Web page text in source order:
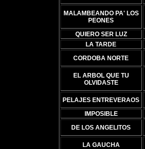
MALAMBEANDO PA' LOS
PEONES
QUIERO SER LUZ
LA TARDE
CORDOBA NORTE
EL ARBOL QUE TU
OLVIDASTE
PELAJES ENTREVERAOS
IMPOSIBLE
DE LOS ANGELITOS
LA GAUCHA